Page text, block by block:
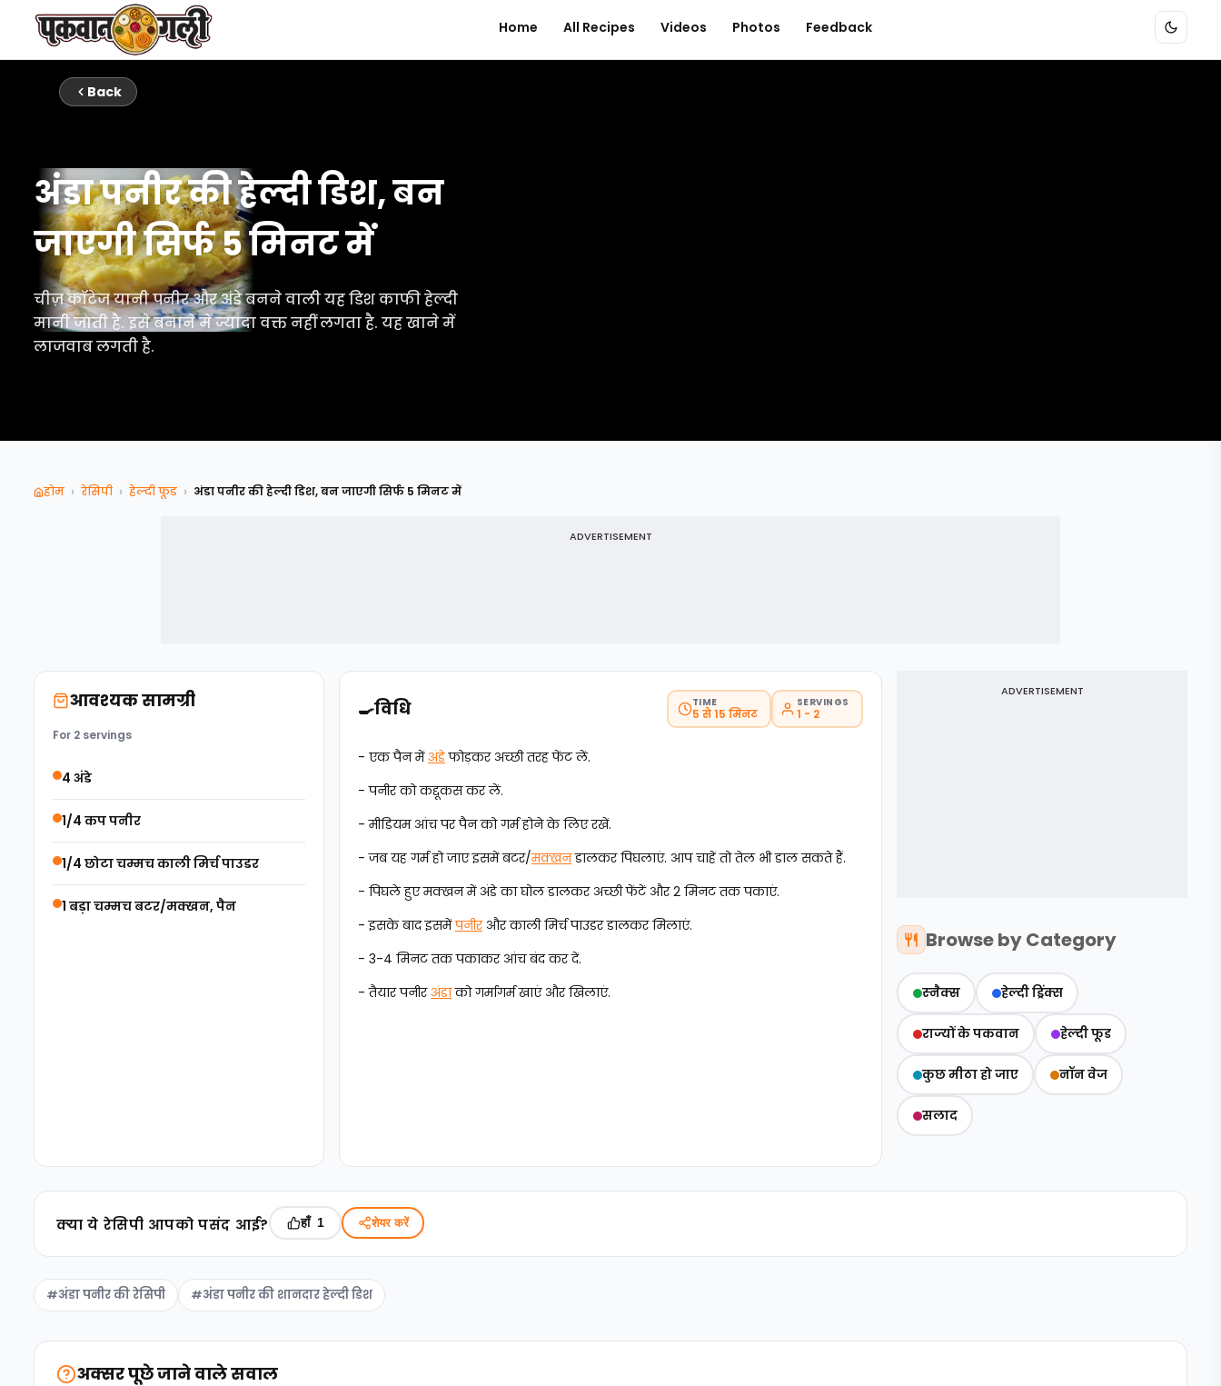
Home All Recipes Videos Photos Feedback
Back
अंडा पनीर की हेल्दी डिश, बन
जाएगी सिर्फ 5 मिनट में
चीज़ कॉटेज यानी पनीर और अंडे बनने वाली यह डिश काफी हेल्दी
मानी जाती है. इसे बनाने में ज्यादा वक्त नहीं लगता है. यह खाने में
लाजवाब लगती है.
होम › रेसिपी › हेल्‍दी फूड › अंडा पनीर की हेल्दी डिश, बन जाएगी सिर्फ 5 मिनट में
ADVERTISEMENT
आवश्यक सामग्री
For 2 servings
4 अंडे
1/4 कप पनीर
1/4 छोटा चम्मच काली मिर्च पाउडर
1 बड़ा चम्मच बटर/मक्खन, पैन
🍳विधि TIME
5 से 15 मिनट
SERVINGS
1 - 2
- एक पैन में अंडेफोड़कर अच्छी तरह फेंट लें.
- पनीर को कद्दूकस कर लें.
- मीडियम आंच पर पैन को गर्म होने के लिए रखें.
- जब यह गर्म हो जाए इसमें बटर/मक्खनडालकर पिघलाएं. आप चाहें तो तेल भी डाल सकते हैं.
- पिघले हुए मक्खन में अंडे का घोल डालकर अच्छी फेंटें और 2 मिनट तक पकाएं.
- इसके बाद इसमेंपनीरऔर काली मिर्च पाउडर डालकर मिलाएं.
- 3-4 मिनट तक पकाकर आंच बंद कर दें.
- तैयार पनीर अंडाको गर्मागर्म खाएं और खिलाएं.
ADVERTISEMENT
Browse by Category
स्‍नैक्‍स हेल्दी ड्रिंक्स
राज्‍यों के पकवान हेल्‍दी फूड
कुछ मीठा हो जाए नॉन वेज
सलाद
क्‍या ये रेसिपी आपको पसंद आई? हाँ 1 शेयर करें
#अंडा पनीर की रेसिपी #अंडा पनीर की शानदार हेल्दी डिश
अक्सर पूछे जाने वाले सवाल